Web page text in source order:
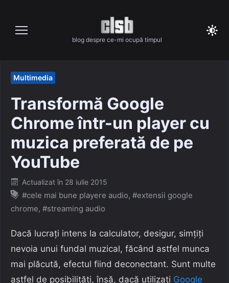
content
blog despre ce-mi ocupă timpul
Multimedia
Transformă Google
Chrome într-un player cu
muzica preferată de pe
YouTube
Posted
on
Actualizat în 28 iulie 2015
#cele mai bune playere audio, #extensii google
chrome, #streaming audio
Dacă lucrați intens la calculator, desigur, simțiți
nevoia unui fundal muzical, făcând astfel munca
mai plăcută, efectul fiind deconectant. Sunt multe
astfel de posibilități, însă, dacă utilizați Google